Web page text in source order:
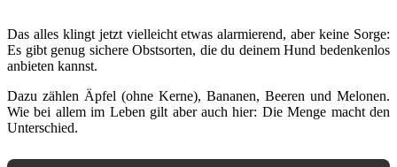
Das alles klingt jetzt vielleicht etwas alarmierend, aber keine Sorge:
Es gibt genug sichere Obstsorten, die du deinem Hund bedenkenlos
anbieten kannst.
Dazu zählen Äpfel (ohne Kerne), Bananen, Beeren und Melonen.
Wie bei allem im Leben gilt aber auch hier: Die Menge macht den
Unterschied.